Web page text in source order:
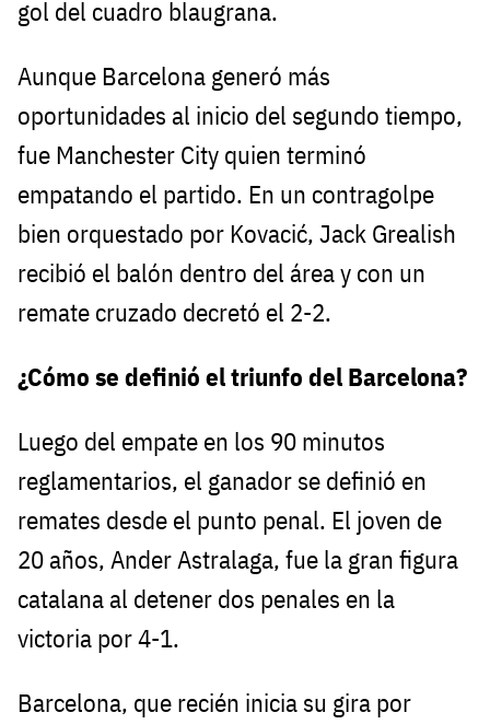
gol del cuadro blaugrana.
Aunque Barcelona generó más
oportunidades al inicio del segundo tiempo,
fue Manchester City quien terminó
empatando el partido. En un contragolpe
bien orquestado por Kovacić, Jack Grealish
recibió el balón dentro del área y con un
remate cruzado decretó el 2-2.
¿Cómo se definió el triunfo del Barcelona?
Luego del empate en los 90 minutos
reglamentarios, el ganador se definió en
remates desde el punto penal. El joven de
20 años, Ander Astralaga, fue la gran figura
catalana al detener dos penales en la
victoria por 4-1.
Barcelona, que recién inicia su gira por